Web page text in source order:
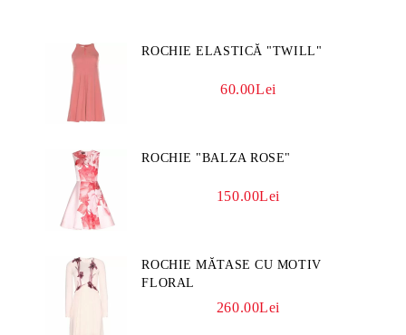
ROCHIE ELASTICĂ "TWILL"
60.00Lei
ROCHIE "BALZA ROSE"
150.00Lei
ROCHIE MĂTASE CU MOTIV
FLORAL
260.00Lei